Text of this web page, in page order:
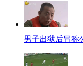
男子出狱后冒称